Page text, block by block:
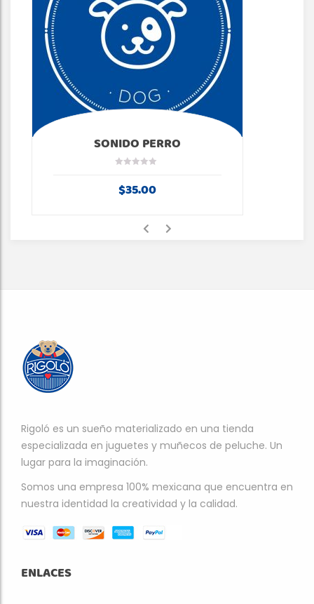
SONIDO PERRO
$35.00
Rigoló es un sueño materializado en una tienda
especializada en juguetes y muñecos de peluche. Un
lugar para la imaginación.
Somos una empresa 100% mexicana que encuentra en
nuestra identidad la creatividad y la calidad.
ENLACES